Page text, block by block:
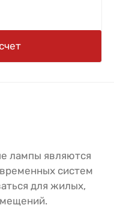
лампы являются
систем
для жилых,